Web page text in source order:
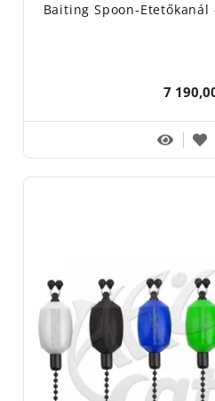
Baiting Spoon-
7